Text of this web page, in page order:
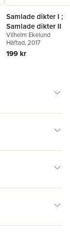
Samlade dikter I ;
Samlade dikter II
Vilhelm Ekelund
Häftad, 2017
199 kr